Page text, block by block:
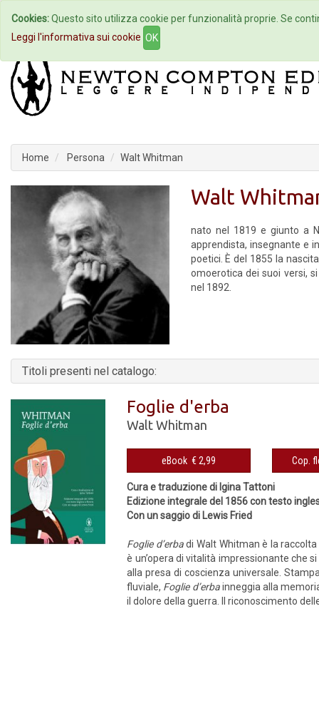
Home Autori Eventi
Home Persona Walt Whitman
Walt
nato nel 1819 e giunto a
apprendista, insegnante e
poetici. È del 1855 la
omoerotica dei suoi versi,
nel 1892.
Titoli presenti nel catalogo:
Foglie d'erba
Walt Whitman
eBook € 2,99
Cura e traduzione di Igina Tattoni
Edizione integrale del 1856 con testo
Con un saggio di Lewis Fried
Foglie d’erbadi Walt Whitman è la
è un’opera di vitalità impressionante che
alla presa di coscienza universale.
fluviale, Foglie d’erbainneggia alla
il dolore della guerra. Il riconoscimento
Cookies:Questo sito utilizza cookie per funzionalità proprie. Se
Leggi l'informativa sui cookie OK